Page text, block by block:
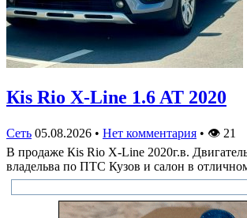
Кis Rio X-Line 1.6 AT 2020
Сеть 05.08.2026 • Нет комментария • 👁 21
В продаже Кis Rio X-Line 2020г.в.
владельва по ПТС Кузов и салон в